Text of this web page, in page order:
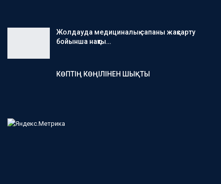
Жолдауда медициналық сапаны жақсарту
бойынша нақты…
КӨПТІҢ КӨҢІЛІНЕН ШЫҚТЫ